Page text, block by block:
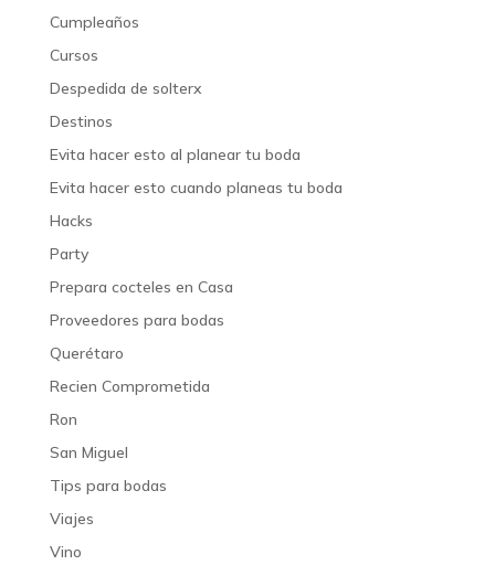
Cumpleaños
Cursos
Despedida de solterx
Destinos
Evita hacer esto al planear tu boda
Evita hacer esto cuando planeas tu boda
Hacks
Party
Prepara cocteles en Casa
Proveedores para bodas
Querétaro
Recien Comprometida
Ron
San Miguel
Tips para bodas
Viajes
Vino